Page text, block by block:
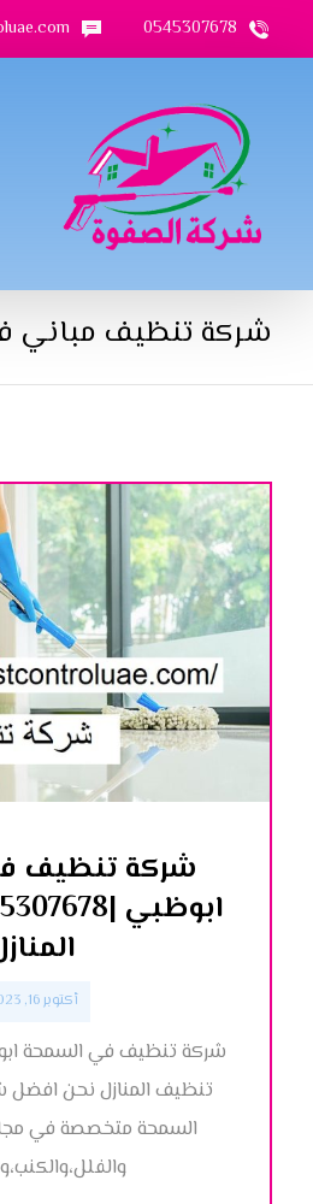
0545307678
شركة تنظيف مباني
شركة تنظيف
أكتوبر 16, 2023
تنظيف المنازل نحن
السمحة متخصصة في